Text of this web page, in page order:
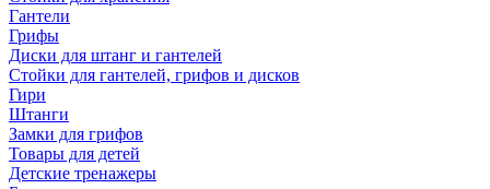
Гантели
Грифы
Диски для штанг и гантелей
Стойки для гантелей, грифов и дисков
Гири
Штанги
Замки для грифов
Товары для детей
Детские тренажеры